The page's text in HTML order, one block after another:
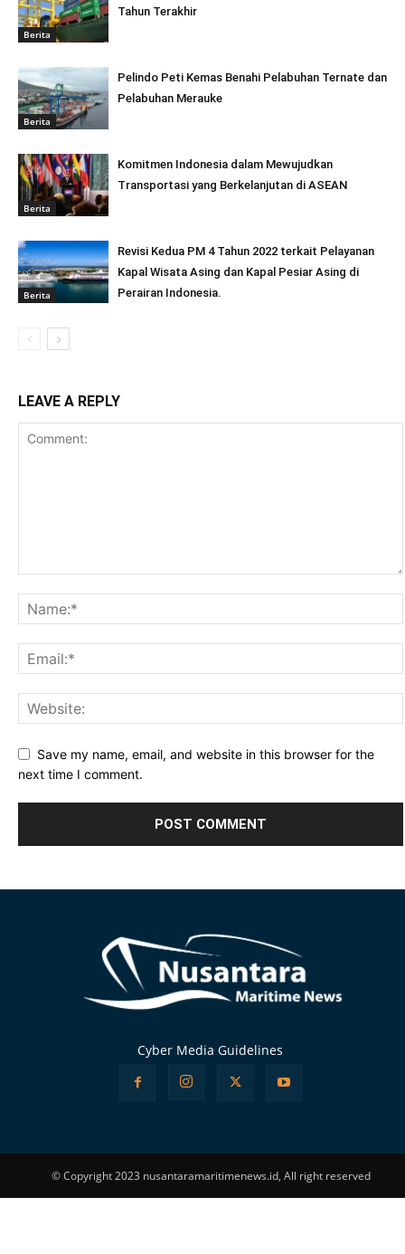
Berita
Tahun Terakhir
Berita
Pelindo Peti Kemas Benahi Pelabuhan Ternate dan
Pelabuhan Merauke
Berita
Komitmen Indonesia dalam Mewujudkan
Transportasi yang Berkelanjutan di ASEAN
Berita
Revisi Kedua PM 4 Tahun 2022 terkait Pelayanan
Kapal Wisata Asing dan Kapal Pesiar Asing di
Perairan Indonesia.
LEAVE A REPLY
Save my name, email, and website in this browser for the
next time I comment.
Cyber Media Guidelines
© Copyright 2023 nusantaramaritimenews.id, All right reserved